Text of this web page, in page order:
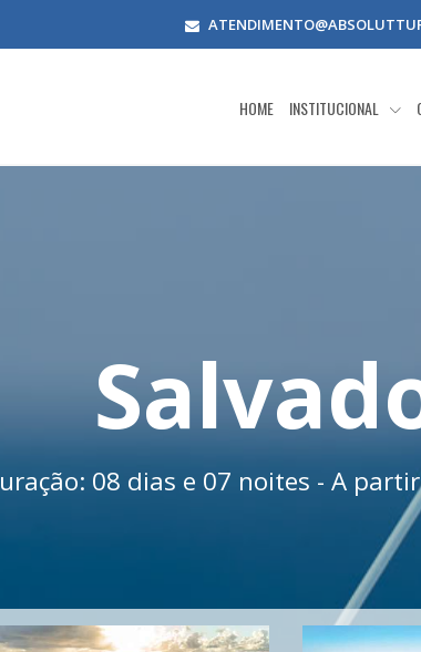
HOME INSTITUCIONAL
08 dias e 07 noites - A